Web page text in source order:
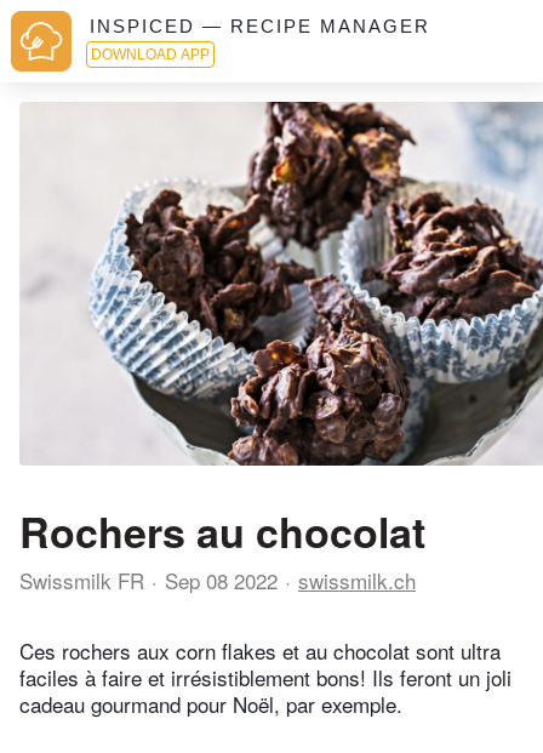
INSPICED — RECIPE MANAGER
DOWNLOAD APP
Rochers au chocolat
Swissmilk FR Sep 08 2022 swissmilk.ch
Ces rochers aux corn flakes et au chocolat sont ultra
faciles à faire et irrésistiblement bons! Ils feront un joli
cadeau gourmand pour Noël, par exemple.